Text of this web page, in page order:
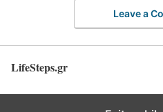
Leave a
LifeSteps.gr